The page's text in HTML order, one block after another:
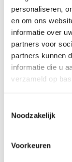
personaliseren,
en om ons
informatie over
partners voor
partners kunnen
informatie die u
verzameld op
Noodzakelijk
Voorkeuren
Dag 7:woensdag